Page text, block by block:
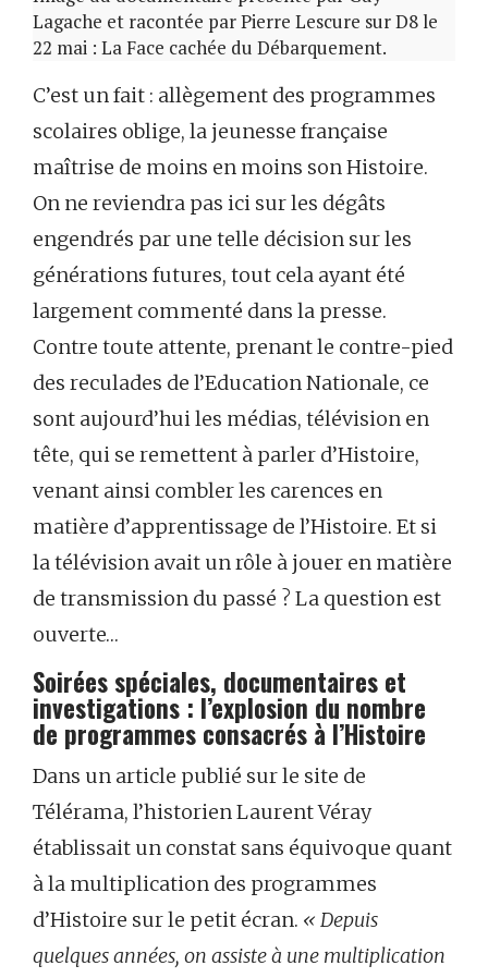
Lagache et racontée par Pierre Lescure sur D8 le
22 mai : La Face cachée du Débarquement.
C’est un fait : allègement des programmes
scolaires oblige, la jeunesse française
maîtrise de moins en moins son Histoire.
On ne reviendra pas ici sur les dégâts
engendrés par une telle décision sur les
générations futures, tout cela ayant été
largement commenté dans la presse.
Contre toute attente, prenant le contre-pied
des reculades de l’Education Nationale, ce
sont aujourd’hui les médias, télévision en
tête, qui se remettent à parler d’Histoire,
venant ainsi combler les carences en
matière d’apprentissage de l’Histoire. Et si
la télévision avait un rôle à jouer en matière
de transmission du passé ? La question est
ouverte…
Soirées spéciales, documentaires et
investigations : l’explosion du nombre
de programmes consacrés à l’Histoire
Dans un article publié sur le site de
Télérama, l’historien Laurent Véray
établissait un constat sans équivoque quant
à la multiplication des programmes
d’Histoire sur le petit écran. « Depuis
quelques années, on assiste à une multiplication